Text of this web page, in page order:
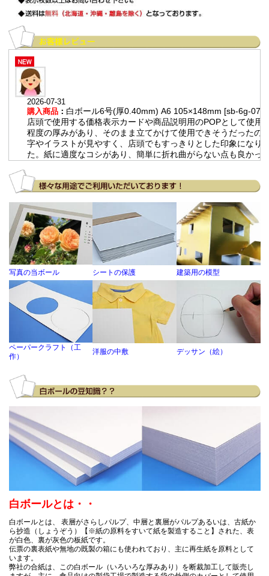
2026-07-31
購入商品 ： 白ボール6号(厚0.40mm) A6 105×148mm [sb-6g-07]
店頭で使用する価格表示カードや商品説明用のPOPとして使用
程度の厚みがあり、そのまま立てかけて使用できそうだったの
字やイラストが見やすく、店頭でもすっきりとした印象になり
た。紙に適度なコシがあり、簡単に折れ曲がらない点も良かっ
2026-07-14
購入商品：チップボール11号(厚0.80mm) 全判 800×1100mm
人力飛行機のフェアリング製作における治具。 大量発注する際
きが大きいため。 通常の紙と比べて強度が高いので、製作に役
います。
2026-06-25
購入商品
チップボール8号(厚0.56mm) A2 420×594mm / チッ
ル11号(厚0.80mm) A2 420×594mm
雄勝硯の簡易的な箱に使用しています。１個ごとにサイズが違
手作りです。 仕事場に届けていただけるから！ OKです。
2026-06-10
アートの台紙として利用しています。 必要な大きさにカットし
えること、品質の良さ、一般では手に入らないこと。 円形など
トできないこと以外、とても良質な素材として重宝しています
2026-05-21
購入商品：チップボール11号 155x226mm 800枚
しゃる会社さんでしたので。 切り口も綺麗でお願いしてよかっ
す。 これまではサイズが不揃いなボール紙が会社に大量にあっ
で、ロータリーカッターや、手動の断裁機を使って当て紙を作
ました。作業の負担も減ってよかったです。
写真の当ボール シートの保護 建築用の模型
ペーパークラフト（工
作）
洋服の中敷 デッサン（絵）
白ボールとは・・
白ボールとは、 表層がさらしパルプ、中層と裏層がパルプあるいは、古紙か
ら抄造（しょうぞう）【※紙の原料をすいて紙を製造すること】された、表
が白色、裏が灰色の板紙です。
伝票の裏表紙や無地の既製の箱にも使われており、主に再生紙を原料として
います。
弊社の合紙は、この白ボール（いろいろな厚みあり）を断裁加工して販売し